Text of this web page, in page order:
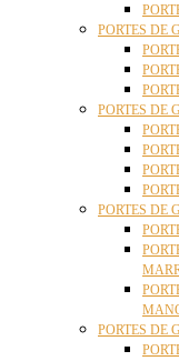
PORTES DE
PORTES DE
PORTES DE
PORTES DE